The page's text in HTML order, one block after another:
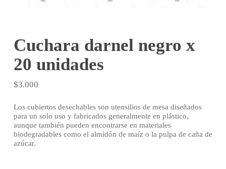
Cuchara darnel negro x
20 unidades
$3.000
Los cubiertos desechables son utensilios de mesa diseñados
para un solo uso y fabricados generalmente en plástico,
aunque también pueden encontrarse en materiales
biodegradables como el almidón de maíz o la pulpa de caña de
azúcar.